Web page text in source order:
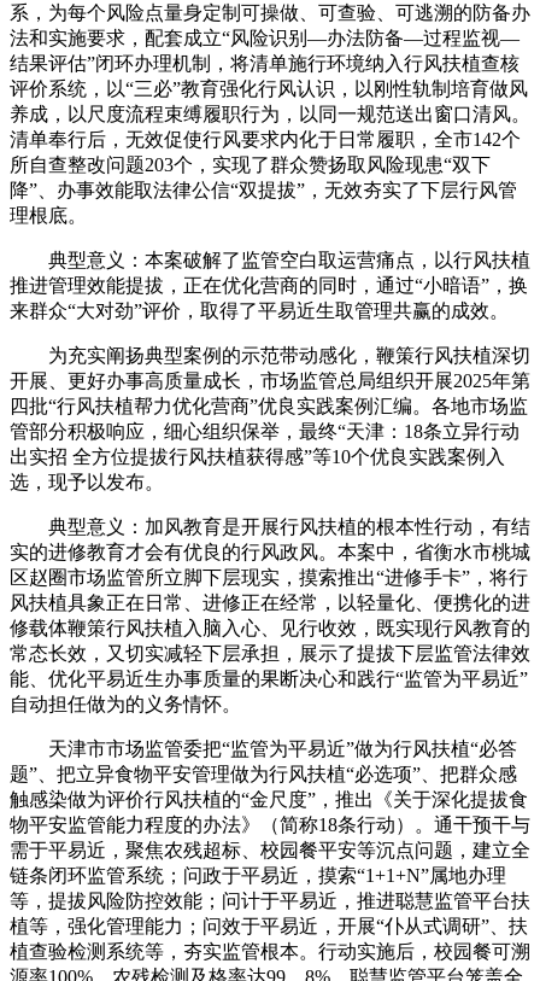
系，为每个风险点量身定制可操做、可查验、可逃溯的防备办
法和实施要求，配套成立“风险识别—办法防备—过程监视—
结果评估”闭环办理机制，将清单施行环境纳入行风扶植查核
评价系统，以“三必”教育强化行风认识，以刚性轨制培育做风
养成，以尺度流程束缚履职行为，以同一规范送出窗口清风。
清单奉行后，无效促使行风要求内化于日常履职，全市142个
所自查整改问题203个，实现了群众赞扬取风险现患“双下
降”、办事效能取法律公信“双提拔”，无效夯实了下层行风管
理根底。
典型意义：本案破解了监管空白取运营痛点，以行风扶植
推进管理效能提拔，正在优化营商的同时，通过“小暗语”，换
来群众“大对劲”评价，取得了平易近生取管理共赢的成效。
为充实阐扬典型案例的示范带动感化，鞭策行风扶植深切
开展、更好办事高质量成长，市场监管总局组织开展2025年第
四批“行风扶植帮力优化营商”优良实践案例汇编。各地市场监
管部分积极响应，细心组织保举，最终“天津：18条立异行动
出实招 全方位提拔行风扶植获得感”等10个优良实践案例入
选，现予以发布。
典型意义：加风教育是开展行风扶植的根本性行动，有结
实的进修教育才会有优良的行风政风。本案中，省衡水市桃城
区赵圈市场监管所立脚下层现实，摸索推出“进修手卡”，将行
风扶植具象正在日常、进修正在经常，以轻量化、便携化的进
修载体鞭策行风扶植入脑入心、见行收效，既实现行风教育的
常态长效，又切实减轻下层承担，展示了提拔下层监管法律效
能、优化平易近生办事质量的果断决心和践行“监管为平易近”
自动担任做为的义务情怀。
天津市市场监管委把“监管为平易近”做为行风扶植“必答
题”、把立异食物平安管理做为行风扶植“必选项”、把群众感
触感染做为评价行风扶植的“金尺度”，推出《关于深化提拔食
物平安监管能力程度的办法》（简称18条行动）。通干预干与
需于平易近，聚焦农残超标、校园餐平安等沉点问题，建立全
链条闭环监管系统；问政于平易近，摸索“1+1+N”属地办理
等，提拔风险防控效能；问计于平易近，推进聪慧监管平台扶
植等，强化管理能力；问效于平易近，开展“仆从式调研”、扶
植查验检测系统等，夯实监管根本。行动实施后，校园餐可溯
源率100%、农残检测及格率达99。8%，聪慧监管平台笼盖全